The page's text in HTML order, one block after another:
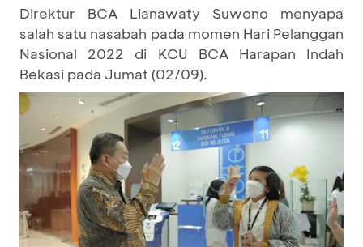
Direktur BCA Lianawaty Suwono menyapa
salah satu nasabah pada momen Hari Pelanggan
Nasional 2022 di KCU BCA Harapan Indah
Bekasi pada Jumat (02/09).